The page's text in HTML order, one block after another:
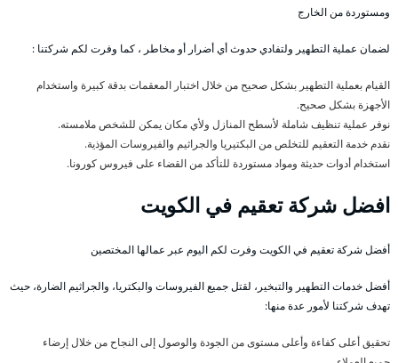
ومستوردة من الخارج
لضمان عملية التطهير ولتفادي حدوث أي أضرار أو مخاطر ، كما وفرت لكم شركتنا :
القيام بعملية التطهير بشكل صحيح من خلال اختبار المعقمات بدقة كبيرة واستخدام
الأجهزة بشكل صحيح.
نوفر عملية تنظيف شاملة لأسطح المنازل ولأي مكان يمكن للشخص ملامسته.
نقدم خدمة التعقيم للتخلص من البكتيريا والجراثيم والفيروسات المؤذية.
استخدام أدوات حديثة ومواد مستوردة للتأكد من القضاء على فيروس كورونا.
افضل شركة تعقيم في الكويت
أفضل شركة تعقيم في الكويت وفرت لكم اليوم عبر عمالها المختصين
أفضل خدمات التطهير والتبخير، لقتل جميع الفيروسات والبكتريا، والجراثيم الضارة، حيث
تهدف شركتنا لأمور عدة منها:
تحقيق أعلى كفاءة وأعلى مستوى من الجودة والوصول إلى النجاح من خلال إرضاء